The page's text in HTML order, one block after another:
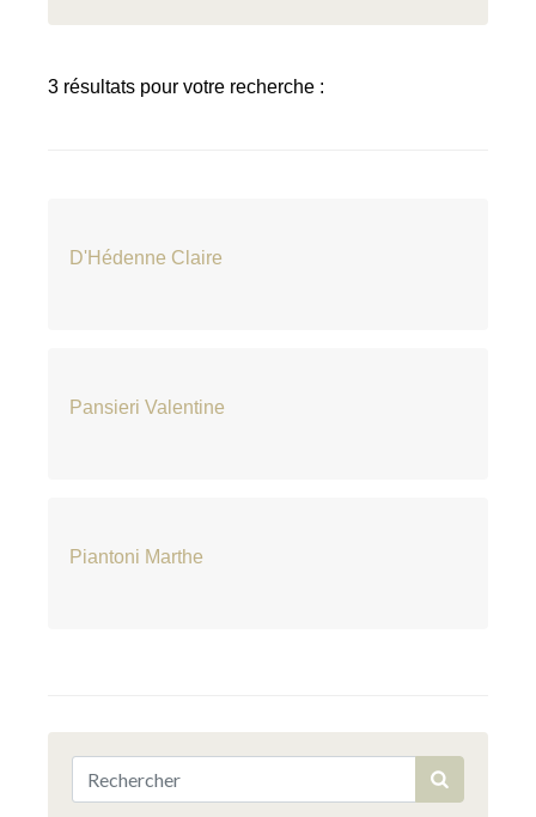
3 résultats pour votre recherche :
D'Hédenne Claire
Pansieri Valentine
Piantoni Marthe